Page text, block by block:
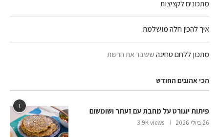
מתכונים לקציצות
איך להכין חלה מושלמת
מתכון ללחם טחינהששבר את הרשת
הכי אהובים החודש
1
פיתות יוגורט על מחבת עם זעתר ושומשום
26 ביולי 2026 3.9K views